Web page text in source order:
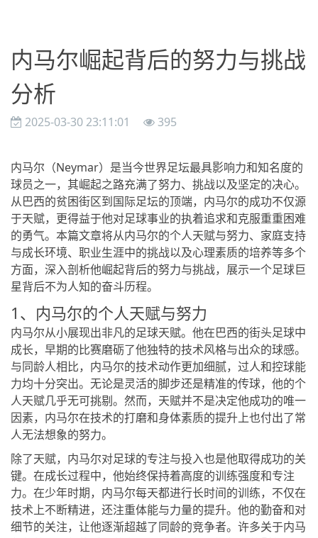
内马尔崛起背后的努力与挑战
分析
2025-03-30 23:11:01 395
内马尔（Neymar）是当今世界足坛最具影响力和知名度的
球员之一，其崛起之路充满了努力、挑战以及坚定的决心。
从巴西的贫困街区到国际足坛的顶端，内马尔的成功不仅源
于天赋，更得益于他对足球事业的执着追求和克服重重困难
的勇气。本篇文章将从内马尔的个人天赋与努力、家庭支持
与成长环境、职业生涯中的挑战以及心理素质的培养等多个
方面，深入剖析他崛起背后的努力与挑战，展示一个足球巨
星背后不为人知的奋斗历程。
1、内马尔的个人天赋与努力
内马尔从小展现出非凡的足球天赋。他在巴西的街头足球中
成长，早期的比赛磨砺了他独特的技术风格与出众的球感。
与同龄人相比，内马尔的技术动作更加细腻，过人和控球能
力均十分突出。无论是灵活的脚步还是精准的传球，他的个
人天赋几乎无可挑剔。然而，天赋并不是决定他成功的唯一
因素，内马尔在技术的打磨和身体素质的提升上也付出了常
人无法想象的努力。
除了天赋，内马尔对足球的专注与投入也是他取得成功的关
键。在成长过程中，他始终保持着高度的训练强度和专注
力。在少年时期，内马尔每天都进行长时间的训练，不仅在
技术上不断精进，还注重体能与力量的提升。他的勤奋和对
细节的关注，让他逐渐超越了同龄的竞争者。许多关于内马